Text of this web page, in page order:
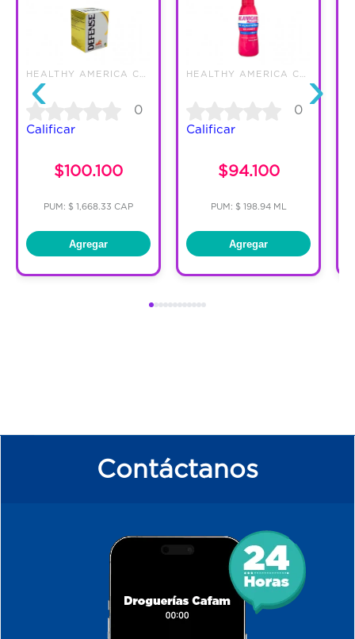
‹ 0
Calificar
$100.100
PUM: $ 1,668.33 CAP
Agregar
0
Calificar
$94.100
PUM: $ 198.94 ML
Agregar
›
Contáctanos